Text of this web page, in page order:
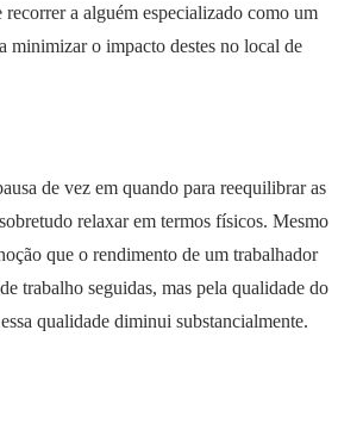
recorrer a alguém especializado como um
minimizar o impacto destes no local de
de vez em quando para reequilibrar as
relaxar em termos físicos. Mesmo
que o rendimento de um trabalhador
trabalho seguidas, mas pela qualidade do
qualidade diminui substancialmente.